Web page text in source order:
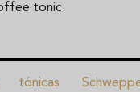
tonic.
tónicas